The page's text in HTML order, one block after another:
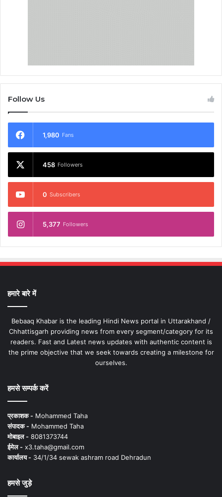
Follow Us
1,980 Fans
458 Followers
0 Subscribers
5,377 Followers
हमारे बारे में
Bebaaq Khabar is the leading Hindi News portal in Uttarakhand /
Chhattisgarh providing news from every segment/category for its
readers. Fast and Latest news updates with authentic content is
the prime objective that we seek towards creating a milestone for
ourselves.
हमसे सम्पर्क करें
प्रकाशक - Mohammed Taha
संपादक - Mohammed Taha
मोबाइल - 8081373744
ईमेल - x3.taha@gmail.com
कार्यालय - 34/1/34 sewak ashram road Dehradun
हमसे जुड़े